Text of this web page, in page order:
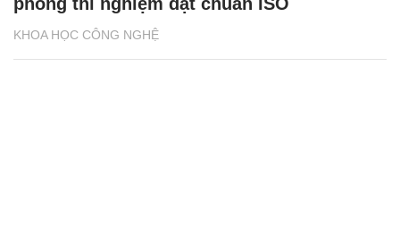
KHOA HỌC CÔNG NGHỆ